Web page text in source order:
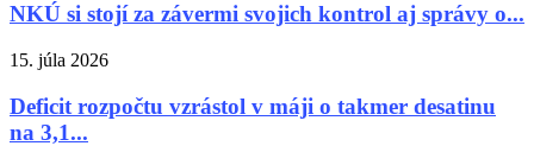
NKÚ si stojí za závermi svojich kontrol aj správy o...
15. júla 2026
Deficit rozpočtu vzrástol v máji o takmer desatinu
na 3,1...